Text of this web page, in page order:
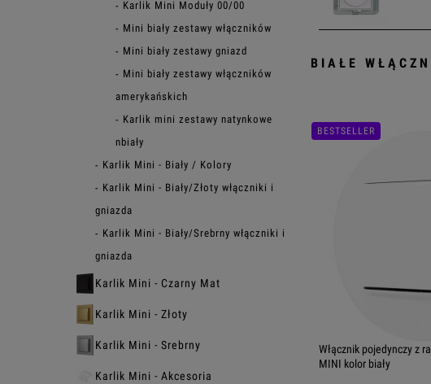
Karlik Mini Moduły 00/00
Mini biały zestawy włączników
Mini biały zestawy gniazd
Mini biały zestawy włączników
amerykańskich
Karlik mini zestawy natynkowe
nbiały
Karlik Mini - Biały / Kolory
Karlik Mini - Biały/Złoty włączniki i
gniazda
Karlik Mini - Biały/Srebrny włączniki i
gniazda
Karlik Mini - Czarny Mat
Karlik Mini - Złoty
Karlik Mini - Srebrny
Karlik Mini - Akcesoria
Sprawdź
BIAŁE
Włącznik pojedynczy z
MINI kolor biały
BESTSELLER